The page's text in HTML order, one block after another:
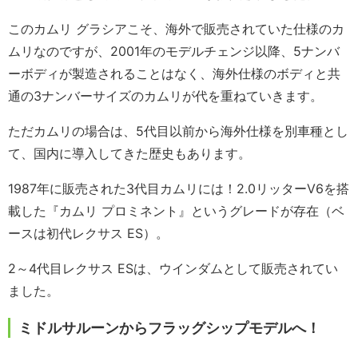
このカムリ グラシアこそ、海外で販売されていた仕様のカ
ムリなのですが、2001年のモデルチェンジ以降、5ナンバ
ーボディが製造されることはなく、海外仕様のボディと共
通の3ナンバーサイズのカムリが代を重ねていきます。
ただカムリの場合は、5代目以前から海外仕様を別車種とし
て、国内に導入してきた歴史もあります。
1987年に販売された3代目カムリには！2.0リッターV6を搭
載した『カムリ プロミネント』というグレードが存在（ベ
ースは初代レクサス ES）。
2～4代目レクサス ESは、ウインダムとして販売されてい
ました。
ミドルサルーンからフラッグシップモデルへ！